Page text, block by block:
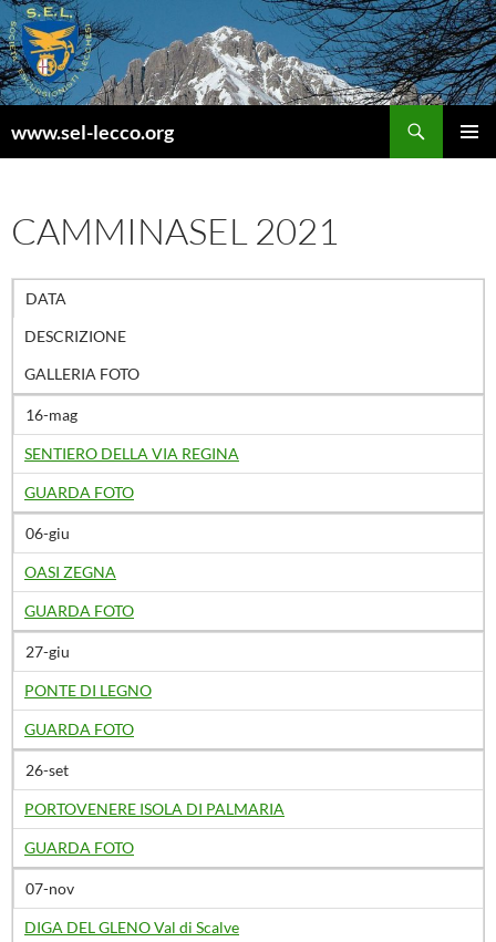
Vai
al
contenuto
www.sel-lecco.org
CAMMINASEL 2021
DATA
DESCRIZIONE
GALLERIA FOTO
16-mag
SENTIERO DELLA VIA REGINA
GUARDA FOTO
06-giu
OASI ZEGNA
GUARDA FOTO
27-giu
PONTE DI LEGNO
GUARDA FOTO
26-set
PORTOVENERE ISOLA DI PALMARIA
GUARDA FOTO
07-nov
DIGA DEL GLENO Val di Scalve